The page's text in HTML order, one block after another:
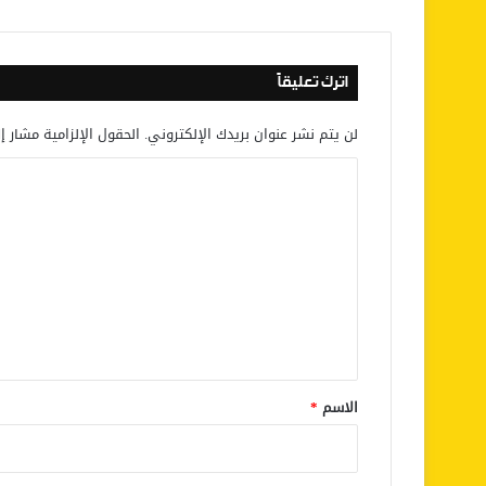
اترك تعليقاً
لن يتم نشر عنوان بريدك الإلكتروني. الحقول الإلزامية مشار
*
الاسم *